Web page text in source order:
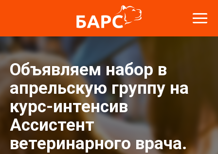
Объявляем набор в
апрельскую группу на
курс-интенсив
Ассистент
ветеринарного врача.